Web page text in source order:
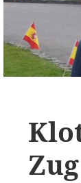
Zug